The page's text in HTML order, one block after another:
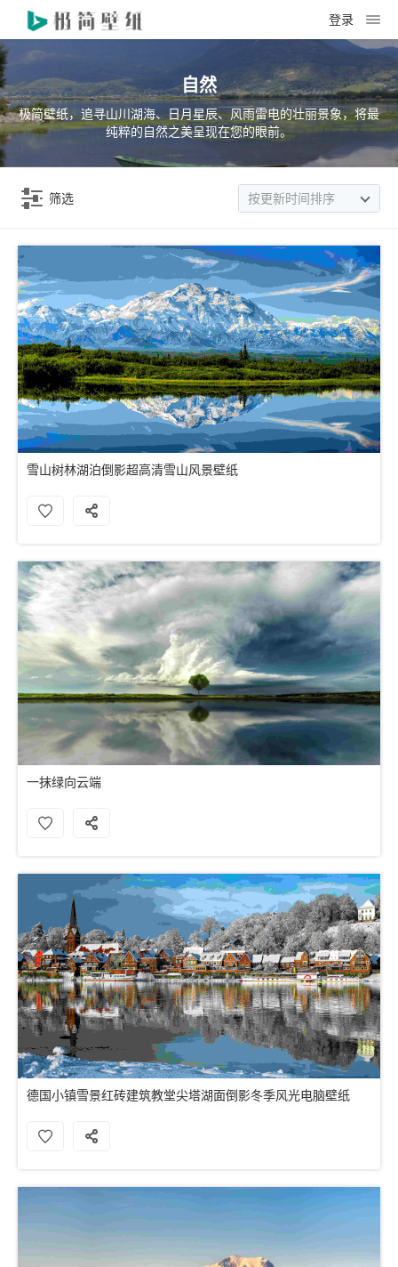
登录
自然
极简壁纸，追寻山川湖海、日月星辰、风雨雷电的壮丽景象，将最
纯粹的自然之美呈现在您的眼前。
筛选 按更新时间排序
雪山树林湖泊倒影超高清雪山风景壁纸
一抹绿向云端
德国小镇雪景红砖建筑教堂尖塔湖面倒影冬季风光电脑壁纸